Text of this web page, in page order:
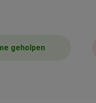
geholpen